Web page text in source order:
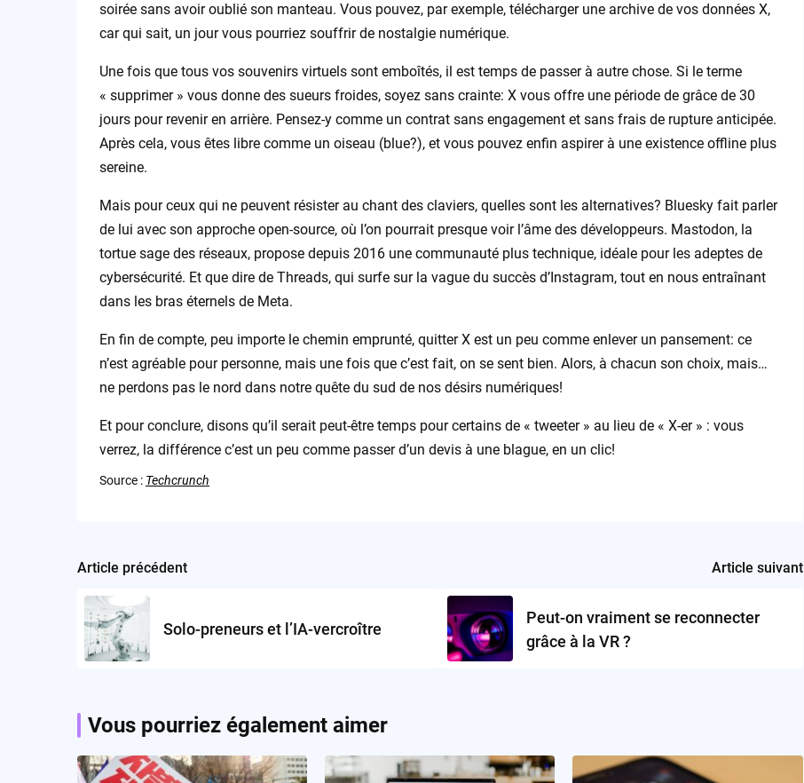
soirée sans avoir oublié son manteau. Vous pouvez, par exemple, télécharger une archive de vos données X,
car qui sait, un jour vous pourriez souffrir de nostalgie numérique.
Une fois que tous vos souvenirs virtuels sont emboîtés, il est temps de passer à autre chose. Si le terme
« supprimer » vous donne des sueurs froides, soyez sans crainte: X vous offre une période de grâce de 30
jours pour revenir en arrière. Pensez-y comme un contrat sans engagement et sans frais de rupture anticipée.
Après cela, vous êtes libre comme un oiseau (blue?), et vous pouvez enfin aspirer à une existence offline plus
sereine.
Mais pour ceux qui ne peuvent résister au chant des claviers, quelles sont les alternatives? Bluesky fait parler
de lui avec son approche open-source, où l’on pourrait presque voir l’âme des développeurs. Mastodon, la
tortue sage des réseaux, propose depuis 2016 une communauté plus technique, idéale pour les adeptes de
cybersécurité. Et que dire de Threads, qui surfe sur la vague du succès d’Instagram, tout en nous entraînant
dans les bras éternels de Meta.
En fin de compte, peu importe le chemin emprunté, quitter X est un peu comme enlever un pansement: ce
n’est agréable pour personne, mais une fois que c’est fait, on se sent bien. Alors, à chacun son choix, mais…
ne perdons pas le nord dans notre quête du sud de nos désirs numériques!
Et pour conclure, disons qu’il serait peut-être temps pour certains de « tweeter » au lieu de « X-er » : vous
verrez, la différence c’est un peu comme passer d’un devis à une blague, en un clic!
Source : Techcrunch
Post
navigation
Article précédent
Solo-preneurs et l’IA-vercroître
Article suivant
Peut-on vraiment se reconnecter
grâce à la VR ?
Vous pourriez également aimer